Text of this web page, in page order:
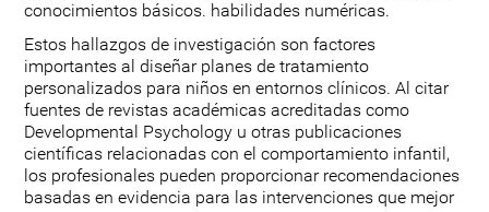
conocimientos básicos. habilidades numéricas.
Estos hallazgos de investigación son factores
importantes al diseñar planes de tratamiento
personalizados para niños en entornos clínicos. Al citar
fuentes de revistas académicas acreditadas como
Developmental Psychology u otras publicaciones
científicas relacionadas con el comportamiento infantil,
los profesionales pueden proporcionar recomendaciones
basadas en evidencia para las intervenciones que mejor